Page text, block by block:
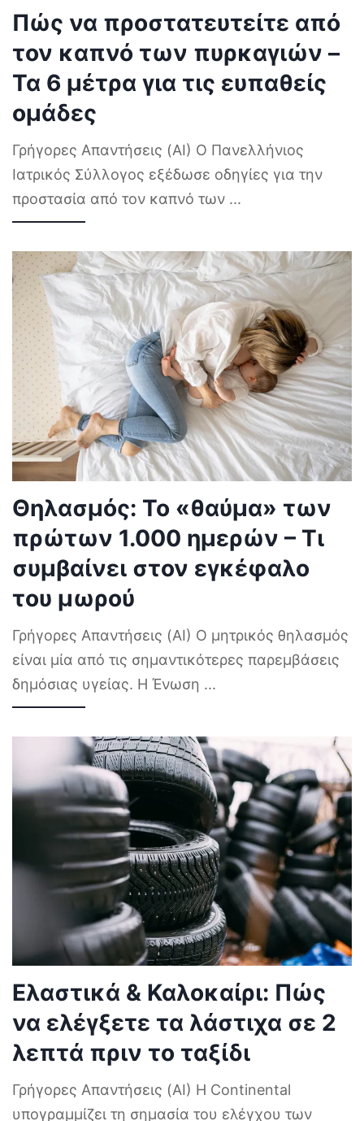
Πώς να προστατευτείτε από
τον καπνό των πυρκαγιών –
Τα 6 μέτρα για τις ευπαθείς
ομάδες
Γρήγορες Απαντήσεις (AI) Ο Πανελλήνιος
Ιατρικός Σύλλογος εξέδωσε οδηγίες για την
προστασία από τον καπνό των ...
Θηλασμός: Το «θαύμα» των
πρώτων 1.000 ημερών – Τι
συμβαίνει στον εγκέφαλο
του μωρού
Γρήγορες Απαντήσεις (AI) Ο μητρικός θηλασμός
είναι μία από τις σημαντικότερες παρεμβάσεις
δημόσιας υγείας. Η Ένωση ...
Ελαστικά & Καλοκαίρι: Πώς
να ελέγξετε τα λάστιχα σε 2
λεπτά πριν το ταξίδι
Γρήγορες Απαντήσεις (AI) Η Continental
υπογραμμίζει τη σημασία του ελέγχου των